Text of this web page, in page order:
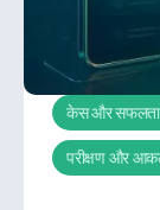
केस और सफलता
परीक्षण और